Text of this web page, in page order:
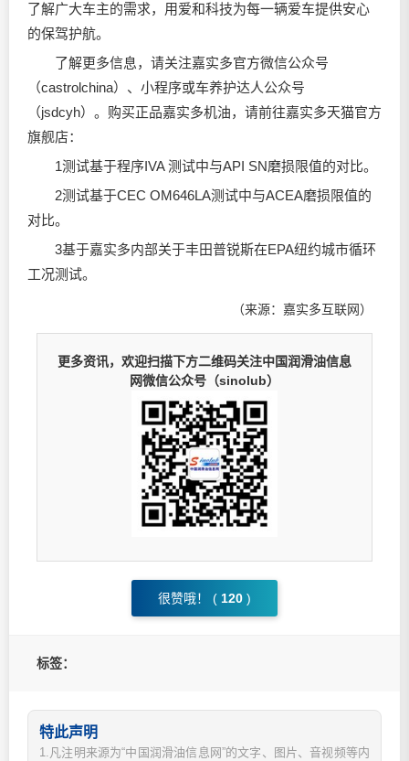
了解广大车主的需求，用爱和科技为每一辆爱车提供安心
的保驾护航。
了解更多信息，请关注嘉实多官方微信公众号
（castrolchina）、小程序或车养护达人公众号
（jsdcyh）。购买正品嘉实多机油，请前往嘉实多天猫官方
旗舰店：
1测试基于程序IVA 测试中与API SN磨损限值的对比。
2测试基于CEC OM646LA测试中与ACEA磨损限值的
对比。
3基于嘉实多内部关于丰田普锐斯在EPA纽约城市循环
工况测试。
（来源：嘉实多互联网）
更多资讯，欢迎扫描下方二维码关注中国润滑油信息
网微信公众号（sinolub）
很赞哦！ ( 120 )
标签：
特此声明
1.凡注明来源为“中国润滑油信息网”的文字、图片、音视频等内